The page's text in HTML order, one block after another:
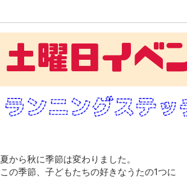
夏から秋に季節は変わりました。
この季節、子どもたちの好きなうたの1つに